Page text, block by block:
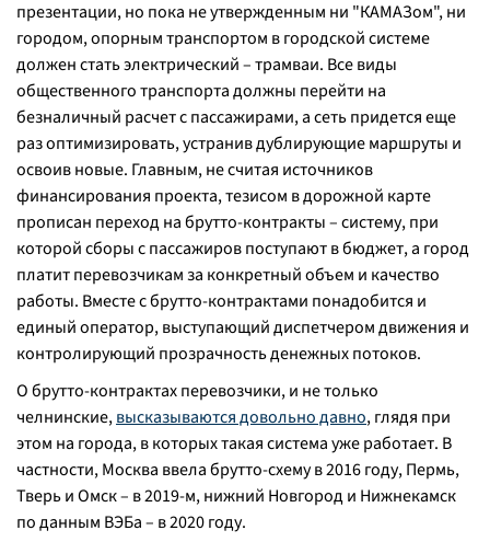
презентации, но пока не утвержденным ни "КАМАЗом", ни
городом, опорным транспортом в городской системе
должен стать электрический – трамваи. Все виды
общественного транспорта должны перейти на
безналичный расчет с пассажирами, а сеть придется еще
раз оптимизировать, устранив дублирующие маршруты и
освоив новые. Главным, не считая источников
финансирования проекта, тезисом в дорожной карте
прописан переход на брутто-контракты – систему, при
которой сборы с пассажиров поступают в бюджет, а город
платит перевозчикам за конкретный объем и качество
работы. Вместе с брутто-контрактами понадобится и
единый оператор, выступающий диспетчером движения и
контролирующий прозрачность денежных потоков.
О брутто-контрактах перевозчики, и не только
челнинские,высказываются довольно давно, глядя при
этом на города, в которых такая система уже работает. В
частности, Москва ввела брутто-схему в 2016 году, Пермь,
Тверь и Омск – в 2019-м, нижний Новгород и Нижнекамск
по данным ВЭБа – в 2020 году.